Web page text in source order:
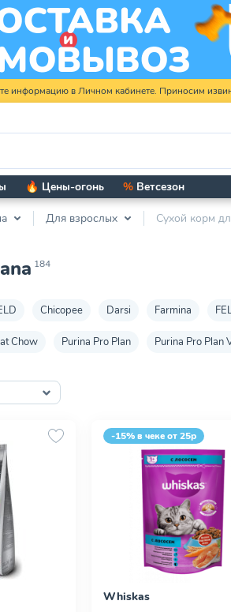
информацию в Личном кабинете. Приносим
🔥 Цены-огонь % Ветсезон
Для взрослых Сухой корм
184
Chicopee Darsi Farmina
Chow Purina Pro Plan Purina Pro Plan
-15% в чеке от 25р
Whiskas